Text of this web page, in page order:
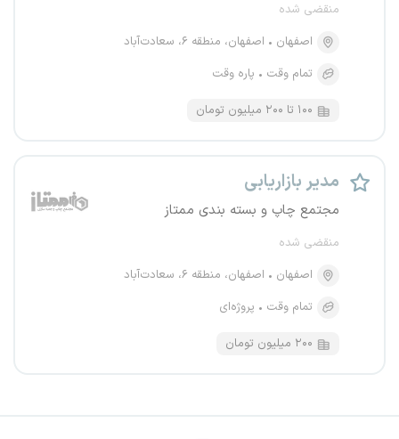
منقضی شده
اصفهان
اصفهان، منطقه ۶، سعادت‌آباد
تمام وقت
پاره وقت
۱۰۰ تا ۲۰۰ میلیون تومان
مدیر بازاریابی
مجتمع چاپ و بسته بندی ممتاز
منقضی شده
اصفهان
اصفهان، منطقه ۶، سعادت‌آباد
تمام وقت
پروژه‌ای
۲۰۰ میلیون تومان